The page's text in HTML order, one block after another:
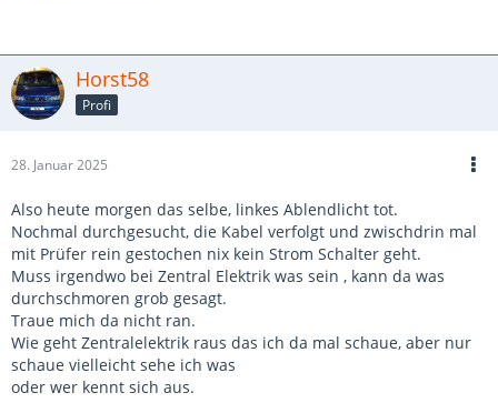
Horst58
Profi
28. Januar 2025
Also heute morgen das selbe, linkes Ablendlicht tot.
Nochmal durchgesucht, die Kabel verfolgt und zwischdrin mal
mit Prüfer rein gestochen nix kein Strom Schalter geht.
Muss irgendwo bei Zentral Elektrik was sein , kann da was
durchschmoren grob gesagt.
Traue mich da nicht ran.
Wie geht Zentralelektrik raus das ich da mal schaue, aber nur
schaue vielleicht sehe ich was
oder wer kennt sich aus.